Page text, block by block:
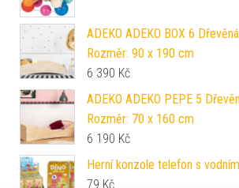
ADEKO ADEKO BOX 6
Rozměr: 90 x 190 cm
6 390 Kč
ADEKO ADEKO PEPE 5
Rozměr: 70 x 160 cm
6 190 Kč
Herní konzole telefon s
79 Kč